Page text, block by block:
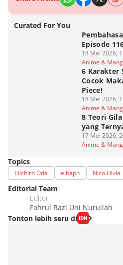
Curated For You
Episode
18 Mei 2026,
Anime &
6 Karakter
Cocok
Piece!
18 Mei 2026,
Anime &
8 Teori
yang
17 Mei 2026,
Anime &
Topics
Eiichiro Oda elbaph Nico Olvia
Editorial Team
Editor
Fahrul Razi Uni Nurullah
Tonton lebih seru di